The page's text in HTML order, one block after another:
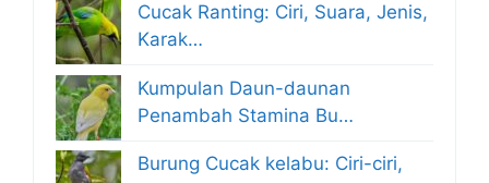
Cucak Ranting: Ciri, Suara, Jenis,
Karak…
Kumpulan Daun-daunan
Penambah Stamina Bu…
Burung Cucak kelabu: Ciri-ciri,